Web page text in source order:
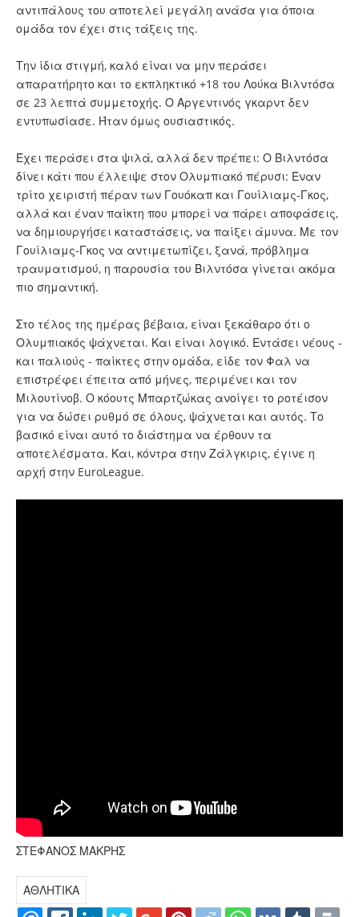
αντιπάλους του αποτελεί μεγάλη ανάσα για όποια
ομάδα τον έχει στις τάξεις της.
Την ίδια στιγμή, καλό είναι να μην περάσει
απαρατήρητο και το εκπληκτικό +18 του Λούκα Βιλντόσα
σε 23 λεπτά συμμετοχής. Ο Αργεντινός γκαρντ δεν
εντυπωσίασε. Ήταν όμως ουσιαστικός.
Έχει περάσει στα ψιλά, αλλά δεν πρέπει: Ο Βιλντόσα
δίνει κάτι που έλλειψε στον Ολυμπιακό πέρυσι: Έναν
τρίτο χειριστή πέραν των Γουόκαπ και Γουίλιαμς-Γκος,
αλλά και έναν παίκτη που μπορεί να πάρει αποφάσεις,
να δημιουργήσει καταστάσεις, να παίξει άμυνα. Με τον
Γουίλιαμς-Γκος να αντιμετωπίζει, ξανά, πρόβλημα
τραυματισμού, η παρουσία του Βιλντόσα γίνεται ακόμα
πιο σημαντική.
Στο τέλος της ημέρας βέβαια, είναι ξεκάθαρο ότι ο
Ολυμπιακός ψάχνεται. Και είναι λογικό. Εντάσει νέους -
και παλιούς - παίκτες στην ομάδα, είδε τον Φαλ να
επιστρέφει έπειτα από μήνες, περιμένει και τον
Μιλουτίνοβ. Ο κόουτς Μπαρτζώκας ανοίγει το ροτέισον
για να δώσει ρυθμό σε όλους, ψάχνεται και αυτός. Το
βασικό είναι αυτό το διάστημα να έρθουν τα
αποτελέσματα. Και, κόντρα στην Ζάλγκιρις, έγινε η
αρχή στην EuroLeague.
ΣΤΕΦΑΝΟΣ ΜΑΚΡΗΣ
ΑΘΛΗΤΙΚΑ